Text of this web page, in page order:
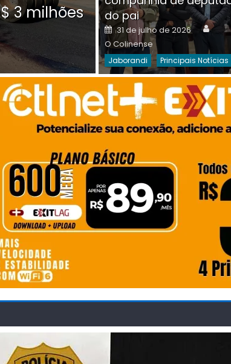
3 milhões
on
30 de julho de 2026 O
Destaques Da Semana
do pai
Posted
on
31 de julho de 2026
O Colinense
Jaborandi Principais Notícias